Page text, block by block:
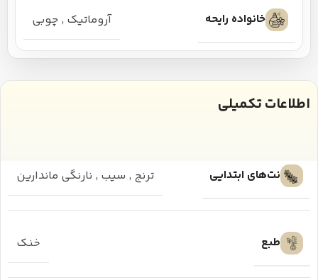
خانواده رایحه آروماتیک , چوبی
اطلاعات تکمیلی
نت‌های ابتدایی ترنج , سیب , نارنگی ماندارین
طبع خنک